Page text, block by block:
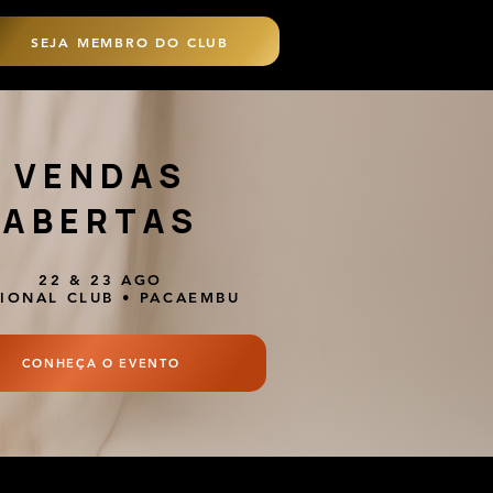
SEJA MEMBRO DO CLUB
22 & 23 AGO
CLUB • PACAEMBU
CONHEÇA O EVENTO
VENDAS
ABERTAS